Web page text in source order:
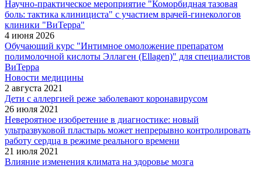
Научно-практическое мероприятие "Коморбидная тазовая
боль: тактика клинициста" с участием врачей-гинекологов
клиники "ВиТерра"
4 июня 2026
Обучающий курс "Интимное омоложение препаратом
полимолочной кислоты Эллаген (Ellagen)" для специалистов
ВиТерра
Новости медицины
2 августа 2021
Дети с аллергией реже заболевают коронавирусом
26 июля 2021
Невероятное изобретение в диагностике: новый
ультразвуковой пластырь может непрерывно контролировать
работу сердца в режиме реального времени
21 июля 2021
Влияние изменения климата на здоровье мозга